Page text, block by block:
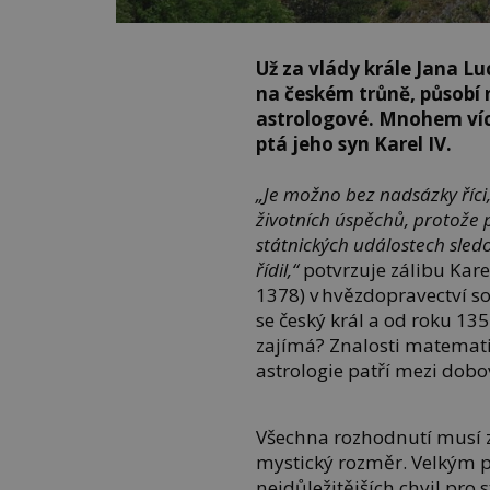
Už za vlády krále Jana
na českém trůně, působí
astrologové. Mnohem
ptá jeho syn Karel IV.
„Je možno bez nadsázky
životních úspěchů, protože
státnických událostech
řídil,“potvrzuje zálibu
1378) v hvězdopravectví
se český král a od roku
zajímá? Znalosti
astrologie patří mezi
Všechna rozhodnutí
mystický rozměr. Velkým